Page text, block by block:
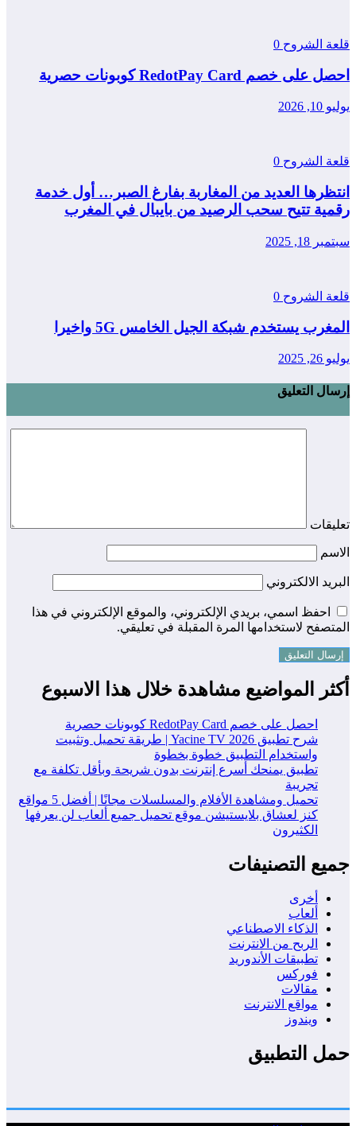
قلعة الشروح 0
احصل على خصم RedotPay Card كوبونات حصرية
يوليو 10, 2026
قلعة الشروح 0
انتظرها العديد من المغاربة بفارغ الصبر… أول خدمة
رقمية تتيح سحب الرصيد من بايبال في المغرب
سبتمبر 18, 2025
قلعة الشروح 0
المغرب يستخدم شبكة الجيل الخامس 5G واخيرا
يوليو 26, 2025
إرسال التعليق
تعليقات
الاسم
البريد الالكتروني
احفظ اسمي، بريدي الإلكتروني، والموقع الإلكتروني في هذا
المتصفح لاستخدامها المرة المقبلة في تعليقي.
أكثر المواضيع مشاهدة خلال هذا الاسبوع
احصل على خصم RedotPay Card كوبونات حصرية
شرح تطبيق Yacine TV 2026 | طريقة تحميل وتثبيت
واستخدام التطبيق خطوة بخطوة
تطبيق يمنحك أسرع إنترنت بدون شريحة وبأقل تكلفة مع
تجريبة
تحميل ومشاهدة الأفلام والمسلسلات مجانًا | أفضل 5 مواقع
كنز لعشاق بلايستيشن موقع تحميل جميع ألعاب لن يعرفها
الكثيرون
جميع التصنيفات
أخرى
ألعاب
الذكاء الاصطناعي
الربح من الانترنت
تطبيقات الأندوريد
فوركس
مقالات
مواقع الانترنت
ويندوز
حمل التطبيق